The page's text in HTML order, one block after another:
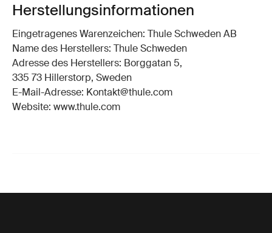
Herstellungsinformationen
Eingetragenes Warenzeichen: Thule Schweden AB
Name des Herstellers: Thule Schweden
Adresse des Herstellers: Borggatan 5,
335 73 Hillerstorp, Sweden
E-Mail-Adresse: Kontakt@thule.com
Website: www.thule.com